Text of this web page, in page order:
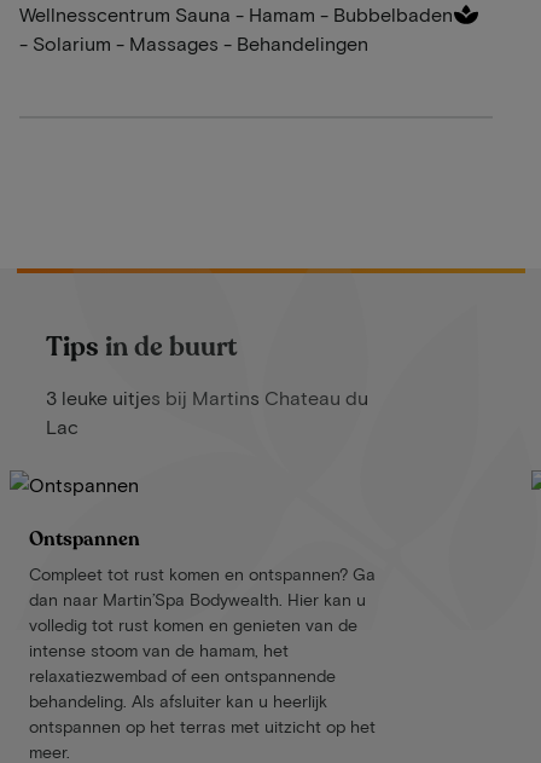
Wellnesscentrum Sauna - Hamam - Bubbelbaden
- Solarium - Massages - Behandelingen
Tips in de buurt
3 leuke uitjes bij Martins Chateau du
Lac
Ontspannen
Compleet tot rust komen en ontspannen? Ga
dan naar Martin’Spa Bodywealth. Hier kan u
volledig tot rust komen en genieten van de
intense stoom van de hamam, het
relaxatiezwembad of een ontspannende
behandeling. Als afsluiter kan u heerlijk
ontspannen op het terras met uitzicht op het
meer.